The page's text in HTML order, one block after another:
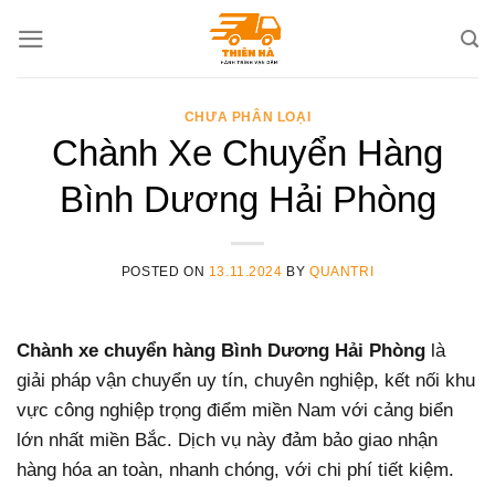
CHƯA PHÂN LOẠI
Chành Xe Chuyển Hàng
Bình Dương Hải Phòng
POSTED ON 13.11.2024 BYQUANTRI
Chành xe chuyển hàng Bình Dương Hải Phòng là
giải pháp vận chuyển uy tín, chuyên nghiệp, kết nối khu
vực công nghiệp trọng điểm miền Nam với cảng biển
lớn nhất miền Bắc. Dịch vụ này đảm bảo giao nhận
hàng hóa an toàn, nhanh chóng, với chi phí tiết kiệm.